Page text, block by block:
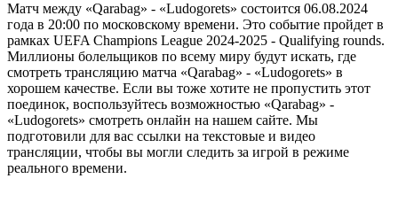
Матч между «Qarabag» - «Ludogorets» состоится 06.08.2024
года в 20:00 по московскому времени. Это событие пройдет в
рамках UEFA Champions League 2024-2025 - Qualifying rounds.
Миллионы болельщиков по всему миру будут искать, где
смотреть трансляцию матча «Qarabag» - «Ludogorets» в
хорошем качестве. Если вы тоже хотите не пропустить этот
поединок, воспользуйтесь возможностью «Qarabag» -
«Ludogorets» смотреть онлайн на нашем сайте. Мы
подготовили для вас ссылки на текстовые и видео
трансляции, чтобы вы могли следить за игрой в режиме
реального времени.